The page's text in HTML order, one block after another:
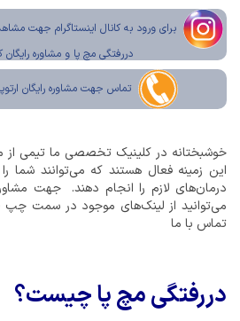
برای ورود به کانال اینستاگرام جهت
دررفتگی مچ پا و مشاوره
تماس جهت مشاوره رایگان
خوشبختانه در کلینیک تخصصی ما تیمی از
این زمینه فعال هستند که می‌توانند شما
درمان‌های لازم را انجام دهند. جهت
می‌توانید از لینک‌های موجود در سمت
تماس با ما
دررفتگی مچ پا چیست؟